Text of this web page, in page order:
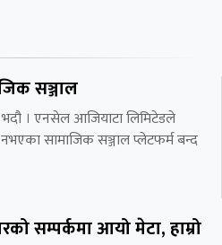
सञ्जाल
भदौ । एनसेल आजियाटा लिमिटेडले
नभएका सामाजिक सञ्जाल प्लेटफर्म बन्द
सम्पर्कमा आयो मेटा, हाम्रो